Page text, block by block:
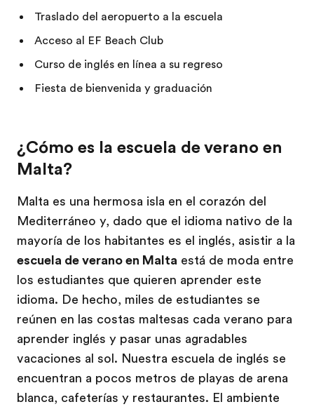
Traslado del aeropuerto a la escuela
Acceso al EF Beach Club
Curso de inglés en línea a su regreso
Fiesta de bienvenida y graduación
¿Cómo es la escuela de verano en
Malta?
Malta es una hermosa isla en el corazón del
Mediterráneo y, dado que el idioma nativo de la
mayoría de los habitantes es el inglés, asistir a la
escuela de verano en Malta está de moda entre
los estudiantes que quieren aprender este
idioma. De hecho, miles de estudiantes se
reúnen en las costas maltesas cada verano para
aprender inglés y pasar unas agradables
vacaciones al sol. Nuestra escuela de inglés se
encuentran a pocos metros de playas de arena
blanca, cafeterías y restaurantes. El ambiente